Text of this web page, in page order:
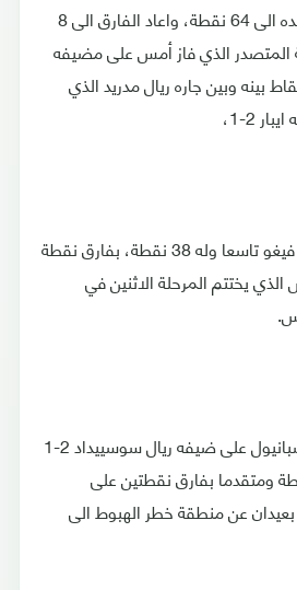
ورفع اتلتيكو مدريد رصيده الى 64 نقطة، واعاد الفارق الى 8
المتصدر الذي فاز أمس على مضيفه
2-صفر، والى 7 نقاط بينه وبين جاره ريال مدريد الذي
2-1،
في المقابل، بقي سلتا فيغو تاسعا وله 38 نقطة، بفارق نقطة
يختتم المرحلة الاثنين في
وفي مباراة ثانية، فاز اسبانيول على ضيفه ريال سوسييداد 2-1
رصيده الى 35 نقطة ومتقدما بفارق نقطتين على
عن منطقة خطر الهبوط الى